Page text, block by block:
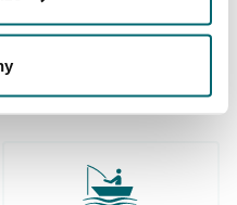
je dat je niet voor
komt te staan en
geregeld is. Zijn
zo kunnen wij onze
Robert & Martijn